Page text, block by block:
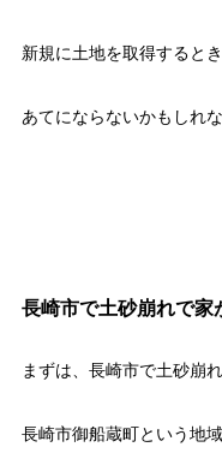
新規に土地を取得すると
あてにならないかもしれな
長崎市で土砂崩れで家
まずは、長崎市で土砂崩
長崎市御船蔵町という地域